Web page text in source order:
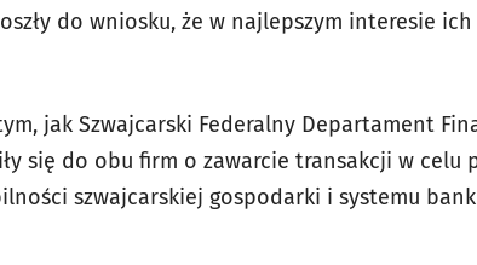
do wniosku, że w najlepszym interesie
jak Szwajcarski Federalny Departament
się do obu firm o zawarcie transakcji w celu
szwajcarskiej gospodarki i systemu